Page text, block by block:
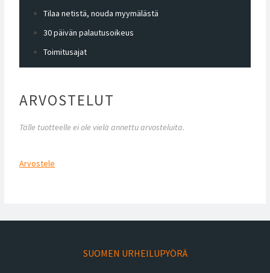
Tilaa netistä, nouda myymälästä
30 päivän palautusoikeus
Toimitusajat
ARVOSTELUT
Tälle tuotteelle ei ole vielä annettu arvosteluita.
Arvostele
SUOMEN URHEILUPYÖRÄ